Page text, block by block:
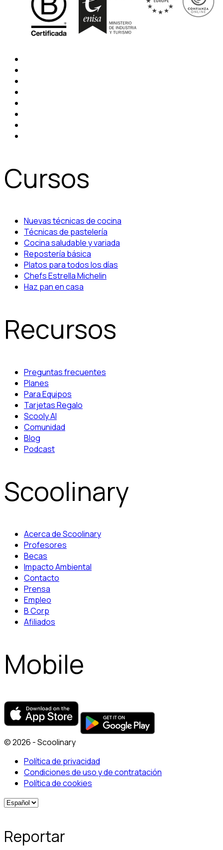
Cursos
Nuevas técnicas de cocina
Técnicas de pastelería
Cocina saludable y variada
Repostería básica
Platos para todos los días
Chefs Estrella Michelin
Haz pan en casa
Recursos
Preguntas frecuentes
Planes
Para Equipos
Tarjetas Regalo
Scooly AI
Comunidad
Blog
Podcast
Scoolinary
Acerca de Scoolinary
Profesores
Becas
Impacto Ambiental
Contacto
Prensa
Empleo
B Corp
Afiliados
Mobile
© 2026 - Scoolinary
Política de privacidad
Condiciones de uso y de contratación
Política de cookies
Reportar